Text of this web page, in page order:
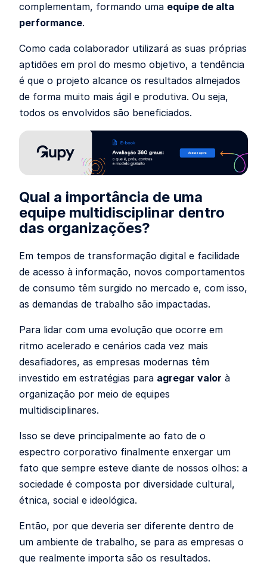
complementam, formando uma equipe de alta
performance.
Como cada colaborador utilizará as suas próprias
aptidões em prol do mesmo objetivo, a tendência
é que o projeto alcance os resultados almejados
de forma muito mais ágil e produtiva. Ou seja,
todos os envolvidos são beneficiados.
Qual a importância de uma
equipe multidisciplinar dentro
das organizações?
Em tempos de transformação digital e facilidade
de acesso à informação, novos comportamentos
de consumo têm surgido no mercado e, com isso,
as demandas de trabalho são impactadas.
Para lidar com uma evolução que ocorre em
ritmo acelerado e cenários cada vez mais
desafiadores, as empresas modernas têm
investido em estratégias para agregar valor à
organização por meio de equipes
multidisciplinares.
Isso se deve principalmente ao fato de o
espectro corporativo finalmente enxergar um
fato que sempre esteve diante de nossos olhos: a
sociedade é composta por diversidade cultural,
étnica, social e ideológica.
Então, por que deveria ser diferente dentro de
um ambiente de trabalho, se para as empresas o
que realmente importa são os resultados.